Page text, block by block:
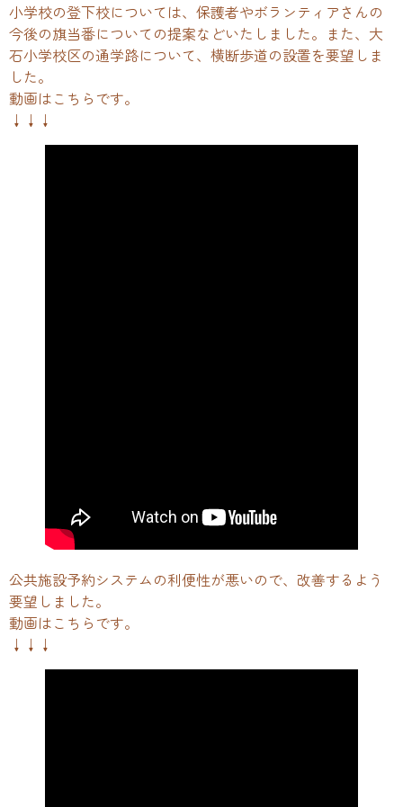
小学校の登下校については、保護者やボランティアさんの
今後の旗当番についての提案などいたしました。また、大
石小学校区の通学路について、横断歩道の設置を要望しま
した。
動画はこちらです。
↓↓↓
公共施設予約システムの利便性が悪いので、改善するよう
要望しました。
動画はこちらです。
↓↓↓